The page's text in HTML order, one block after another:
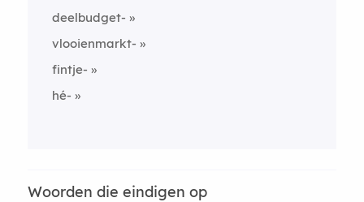
deelbudget-
vlooienmarkt-
fintje-
hé-
Woorden die eindigen op